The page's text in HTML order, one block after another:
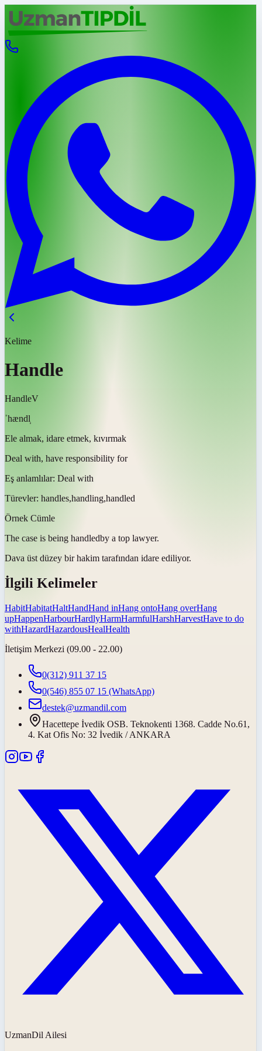
Kelime
Handle
HandleV
ˈhændl̩
Ele almak, idare etmek, kıvırmak
Deal with, have responsibility for
Eş anlamlılar: Deal with
Türevler: handles,handling,handled
Örnek Cümle
The case is being handledby a top lawyer.
Dava üst düzey bir hakim tarafından idare ediliyor.
İlgili Kelimeler
HabitHabitatHaltHandHand inHang ontoHang overHang
upHappenHarbourHardlyHarmHarmfulHarshHarvestHave to do
withHazardHazardousHealHealth
İletişim Merkezi (09.00 - 22.00)
0(312) 911 37 15
0(546) 855 07 15 (WhatsApp)
destek@uzmandil.com
Hacettepe İvedik OSB. Teknokenti 1368. Cadde No.61,
4. Kat Ofis No: 32 İvedik / ANKARA
UzmanDil Ailesi